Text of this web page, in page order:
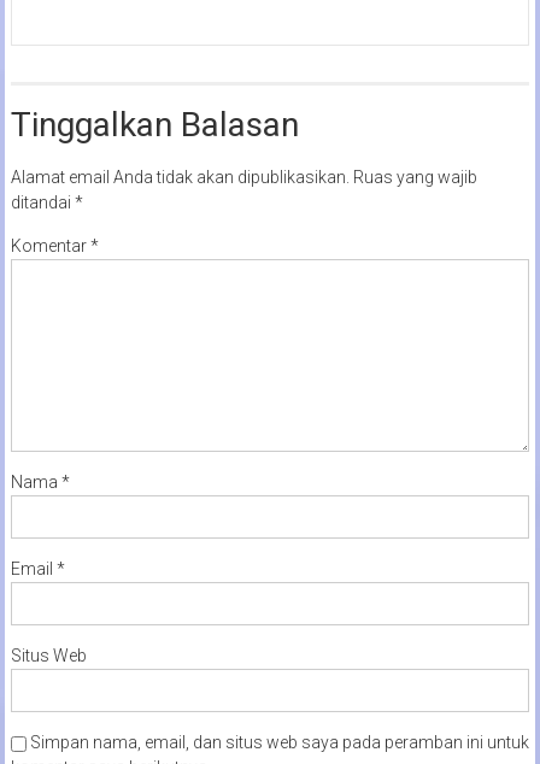
Tinggalkan Balasan
Alamat email Anda tidak akan dipublikasikan. Ruas yang wajib
ditandai *
Komentar*
Nama *
Email *
Situs Web
Simpan nama, email, dan situs web saya pada peramban ini untuk